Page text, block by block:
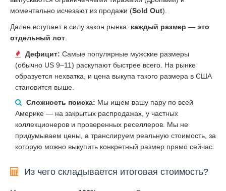
моментально исчезают из продажи (Sold Out).
Далее вступает в силу закон рынка: каждый размер — это
отдельный лот
Дефицит: Самые популярные мужские размеры
(обычно US 9–11) раскупают быстрее всего. На рынке
образуется нехватка, и цена выкупа такого размера в США
становится выше.
Сложность поиска: Мы ищем вашу пару по всей
Америке — на закрытых распродажах, у частных
коллекционеров и проверенных реселлеров. Мы не
придумываем цены, а транслируем реальную стоимость, за
которую можно выкупить конкретный размер прямо сейчас.
Из чего складывается итоговая стоимость?